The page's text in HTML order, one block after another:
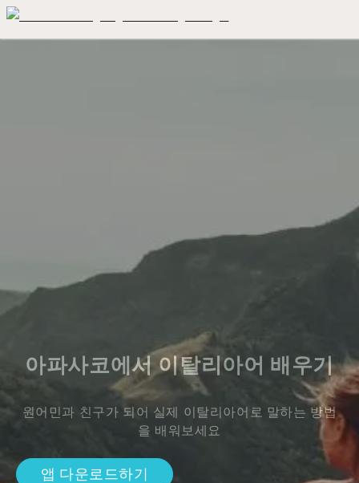
아파사코에서 이탈리아어 배우기
원어민과 친구가 되어 실제 이탈리아어로 말하는 방법
을 배워보세요
앱 다운로드하기